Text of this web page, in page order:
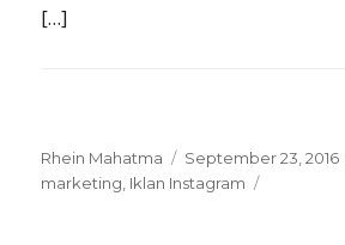
[…]
Rhein Mahatma
Posted
on
September 23, 2016
marketing Iklan Instagram